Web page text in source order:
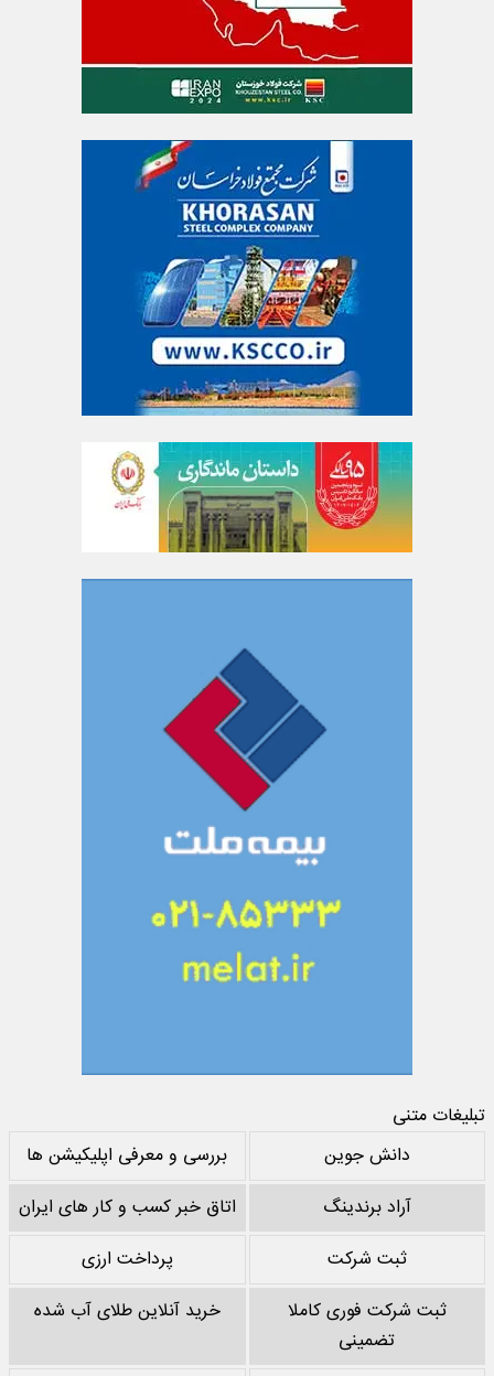
تبلیغات متنی
دانش جوین
بررسی و معرفی اپلیکیشن ها
آراد برندینگ
اتاق خبر کسب و کار های ایران
ثبت شرکت
پرداخت ارزی
ثبت شرکت فوری کاملا
تضمینی
خرید آنلاین طلای آب شده